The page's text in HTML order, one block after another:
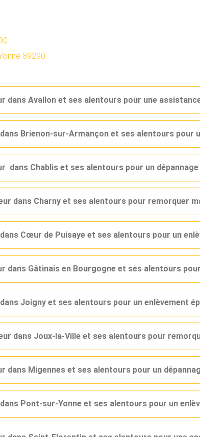
89290
dans Avallon et ses alentours pour une
Brienon-sur-Armançon et ses alentours pour
dans Chablis et ses alentours pour un
dans Charny et ses alentours pour remorquer
Cœur de Puisaye et ses alentours pour un
dans Gâtinais en Bourgogne et ses alentours
Joigny et ses alentours pour un enlèvement
dans Joux-la-Ville et ses alentours pour
dans Migennes et ses alentours pour un
Pont-sur-Yonne et ses alentours pour un